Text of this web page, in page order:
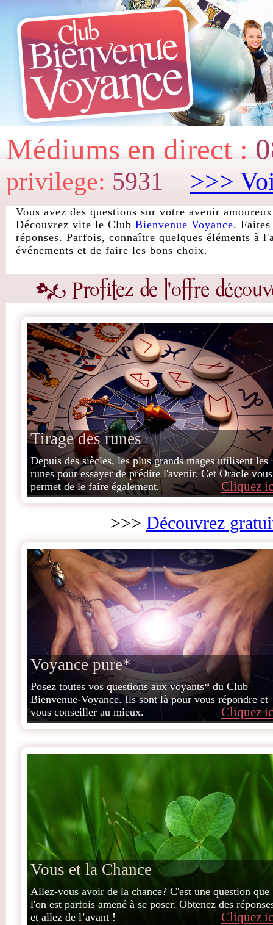
Médiums en direct :
privilege: 5931 >>>
Vous avez des questions sur votre avenir
Découvrez vite le Club Bienvenue Voyance.
réponses. Parfois, connaître quelques éléments à
événements et de faire les bons choix.
Tirage des runes
Cliquez
Depuis des siècles, les plus grands mages utilisent les
runes pour essayer de prédire l'avenir. Cet Oracle vous
permet de le faire également.
>>> Découvrez
Voyance pure*
Cliquez
Posez toutes vos questions aux voyants* du Club
Bienvenue-Voyance. Ils sont là pour vous répondre et
vous conseiller au mieux.
Vous et la Chance
Cliquez
Allez-vous avoir de la chance? C'est une question que
l'on est parfois amené à se poser. Obtenez des
et allez de l’avant !